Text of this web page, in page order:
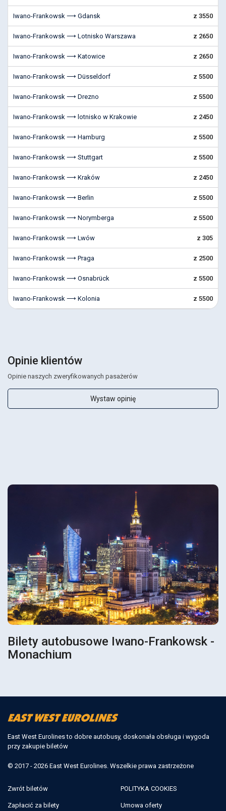
Iwano-Frankowsk ⟶ Gdansk z 3550
Iwano-Frankowsk ⟶ Lotnisko Warszawa z 2650
Iwano-Frankowsk ⟶ Katowice z 2650
Iwano-Frankowsk ⟶ Düsseldorf z 5500
Iwano-Frankowsk ⟶ Drezno z 5500
Iwano-Frankowsk ⟶ lotnisko w Krakowie z 2450
Iwano-Frankowsk ⟶ Hamburg z 5500
Iwano-Frankowsk ⟶ Stuttgart z 5500
Iwano-Frankowsk ⟶ Kraków z 2450
Iwano-Frankowsk ⟶ Berlin z 5500
Iwano-Frankowsk ⟶ Norymberga z 5500
Iwano-Frankowsk ⟶ Lwów z 305
Iwano-Frankowsk ⟶ Praga z 2500
Iwano-Frankowsk ⟶ Osnabrück z 5500
Iwano-Frankowsk ⟶ Kolonia z 5500
Opinie klientów
Opinie naszych zweryfikowanych pasażerów
Wystaw opinię
Bilety autobusowe Iwano-Frankowsk -
Monachium
East West Eurolines to dobre autobusy, doskonała obsługa i wygoda
przy zakupie biletów
© 2017 - 2026 East West Eurolines. Wszelkie prawa zastrzeżone
Zwrót biletów
Zapłacić za bilety
POLITYKA COOKIES
Umowa oferty